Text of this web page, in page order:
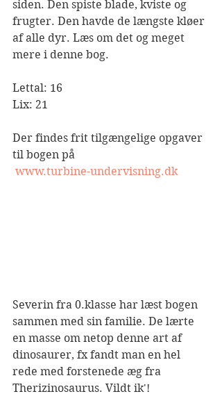
siden. Den spiste blade, kviste og
frugter. Den havde de længste kløer
af alle dyr. Læs om det og meget
mere i denne bog.
Lettal: 16
Lix: 21
Der findes frit tilgængelige opgaver
til bogen på
www.turbine-undervisning.dk
Severin fra 0.klasse har læst bogen
sammen med sin familie. De lærte
en masse om netop denne art af
dinosaurer, fx fandt man en hel
rede med forstenede æg fra
Therizinosaurus. Vildt ik'!